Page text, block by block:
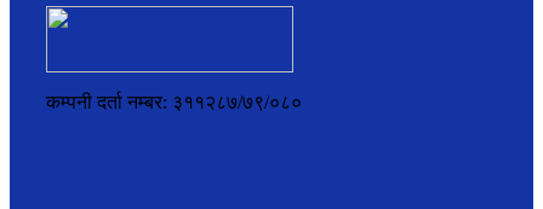
कम्पनी दर्ता नम्बर: ३११२८७/७९/०८०